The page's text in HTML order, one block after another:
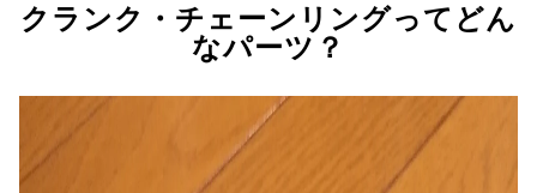
クランク・チェーンリングってどん
なパーツ？